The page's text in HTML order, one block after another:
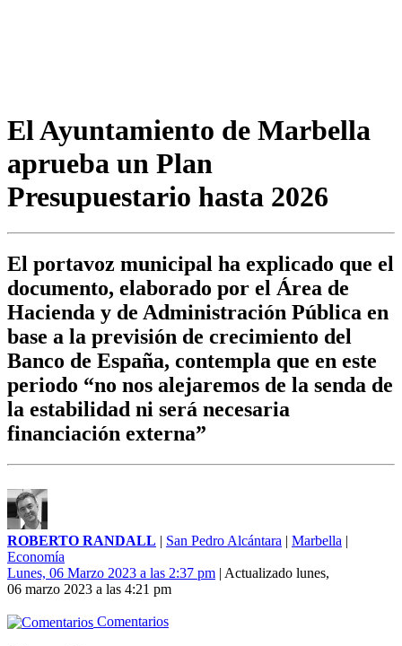
El Ayuntamiento de Marbella
aprueba un Plan
Presupuestario hasta 2026
El portavoz municipal ha explicado que el
documento, elaborado por el Área de
Hacienda y de Administración Pública en
base a la previsión de crecimiento del
Banco de España, contempla que en este
periodo “no nos alejaremos de la senda de
la estabilidad ni será necesaria
financiación externa”
ROBERTO RANDALL | San Pedro Alcántara | Marbella |
Economía
Lunes, 06 Marzo 2023 a las 2:37 pm | Actualizado lunes,
06 marzo 2023 a las 4:21 pm
Comentarios